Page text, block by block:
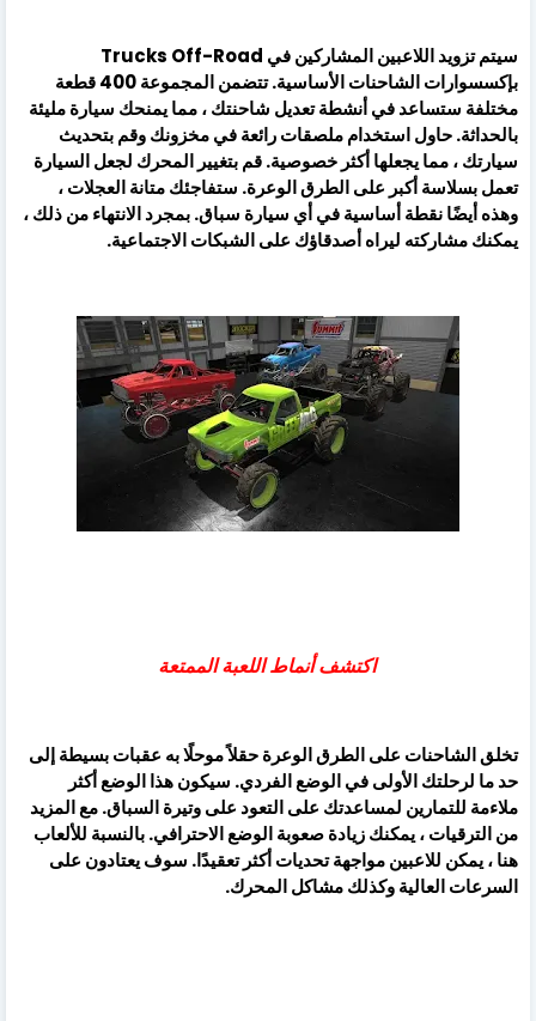
سيتم تزويد اللاعبين المشاركين في Trucks Off-Road
بإكسسوارات الشاحنات الأساسية. تتضمن المجموعة 400 قطعة
مختلفة ستساعد في أنشطة تعديل شاحنتك ، مما يمنحك سيارة مليئة
بالحداثة. حاول استخدام ملصقات رائعة في مخزونك وقم بتحديث
سيارتك ، مما يجعلها أكثر خصوصية. قم بتغيير المحرك لجعل السيارة
تعمل بسلاسة أكبر على الطرق الوعرة. ستفاجئك متانة العجلات ،
وهذه أيضًا نقطة أساسية في أي سيارة سباق. بمجرد الانتهاء من ذلك ،
يمكنك مشاركته ليراه أصدقاؤك على الشبكات الاجتماعية.
اكتشف أنماط اللعبة الممتعة
تخلق الشاحنات على الطرق الوعرة حقلاً موحلًا به عقبات بسيطة إلى
حد ما لرحلتك الأولى في الوضع الفردي. سيكون هذا الوضع أكثر
ملاءمة للتمارين لمساعدتك على التعود على وتيرة السباق. مع المزيد
من الترقيات ، يمكنك زيادة صعوبة الوضع الاحترافي. بالنسبة للألعاب
هنا ، يمكن للاعبين مواجهة تحديات أكثر تعقيدًا. سوف يعتادون على
السرعات العالية وكذلك مشاكل المحرك.